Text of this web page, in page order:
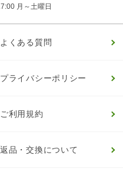
月～土曜日
よくある質問
プライバシーポリシー
ご利用規約
返品・交換について